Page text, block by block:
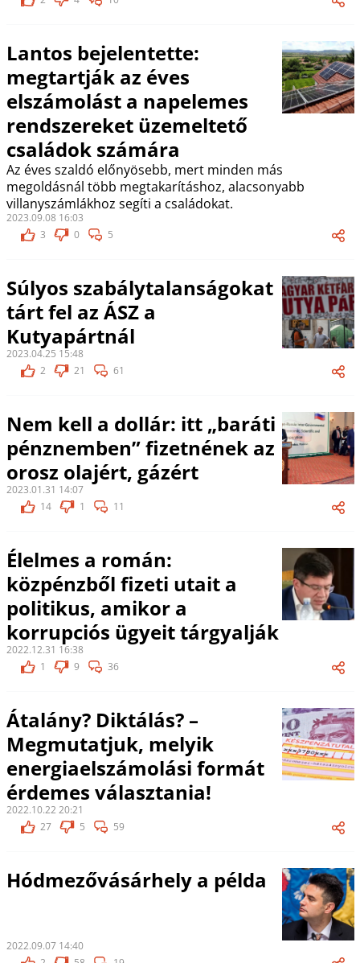
Lantos bejelentette:
megtartják az éves
elszámolást a napelemes
rendszereket üzemeltető
családok számára
Az éves szaldó előnyösebb, mert minden más
megoldásnál több megtakarításhoz, alacsonyabb
villanyszámlákhoz segíti a családokat.
2023.09.08 16:03
3
0 5
Súlyos szabálytalanságokat
tárt fel az ÁSZ a
Kutyapártnál
2023.04.25 15:48
2
21 61
Nem kell a dollár: itt „baráti
pénznemben” fizetnének az
orosz olajért, gázért
2023.01.31 14:07
14
1 11
Élelmes a román:
közpénzből fizeti utait a
politikus, amikor a
korrupciós ügyeit tárgyalják
2022.12.31 16:38
1
9 36
Átalány? Diktálás? –
Megmutatjuk, melyik
energiaelszámolási formát
érdemes választania!
2022.10.22 20:21
27
5 59
Hódmezővásárhely a példa
2022.09.07 14:40